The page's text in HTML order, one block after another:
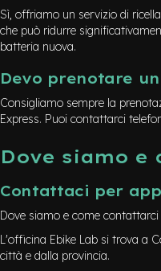
Sì, offriamo un servizio di
che può ridurre
batteria nuova.
Devo prenotare
Consigliamo sempre la
Express. Puoi contattarci
Dove siamo e
Contattaci per
Dove siamo e come contattarci
L'officina Ebike Lab si trova a
città e dalla provincia.